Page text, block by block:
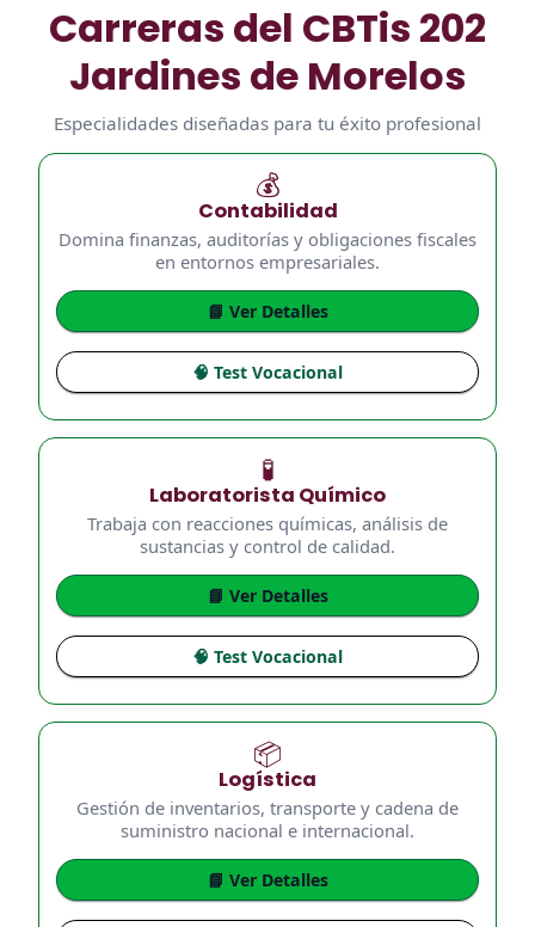
Carreras del CBTis 202
Jardines de Morelos
Especialidades diseñadas para tu éxito profesional
💰
Contabilidad
Domina finanzas, auditorías y obligaciones fiscales
en entornos empresariales.
📘 Ver Detalles
🧠 Test Vocacional
🧪
Laboratorista Químico
Trabaja con reacciones químicas, análisis de
sustancias y control de calidad.
📘 Ver Detalles
🧠 Test Vocacional
📦
Logística
Gestión de inventarios, transporte y cadena de
suministro nacional e internacional.
📘 Ver Detalles